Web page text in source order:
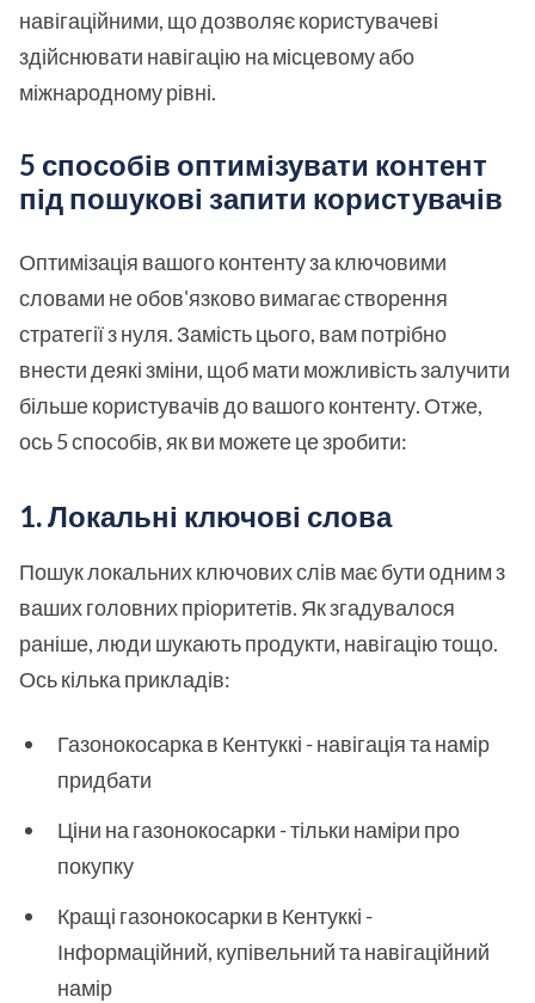
навігаційними, що дозволяє користувачеві
здійснювати навігацію на місцевому або
міжнародному рівні.
5 способів оптимізувати контент
під пошукові запити користувачів
Оптимізація вашого контенту за ключовими
словами не обов'язково вимагає створення
стратегії з нуля. Замість цього, вам потрібно
внести деякі зміни, щоб мати можливість залучити
більше користувачів до вашого контенту. Отже,
ось 5 способів, як ви можете це зробити:
1. Локальні ключові слова
Пошук локальних ключових слів має бути одним з
ваших головних пріоритетів. Як згадувалося
раніше, люди шукають продукти, навігацію тощо.
Ось кілька прикладів:
Газонокосарка в Кентуккі - навігація та намір
придбати
Ціни на газонокосарки - тільки наміри про
покупку
Кращі газонокосарки в Кентуккі -
Інформаційний, купівельний та навігаційний
намір